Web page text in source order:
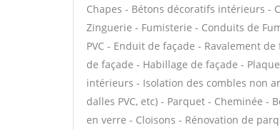
Chapes - Bétons décoratifs intérieurs -
Zinguerie - Fumisterie - Conduits de
PVC - Enduit de façade - Ravalement
de façade - Habillage de façade -
intérieurs - Isolation des combles non
dalles PVC, etc) - Parquet - Cheminée
en verre - Cloisons - Rénovation de